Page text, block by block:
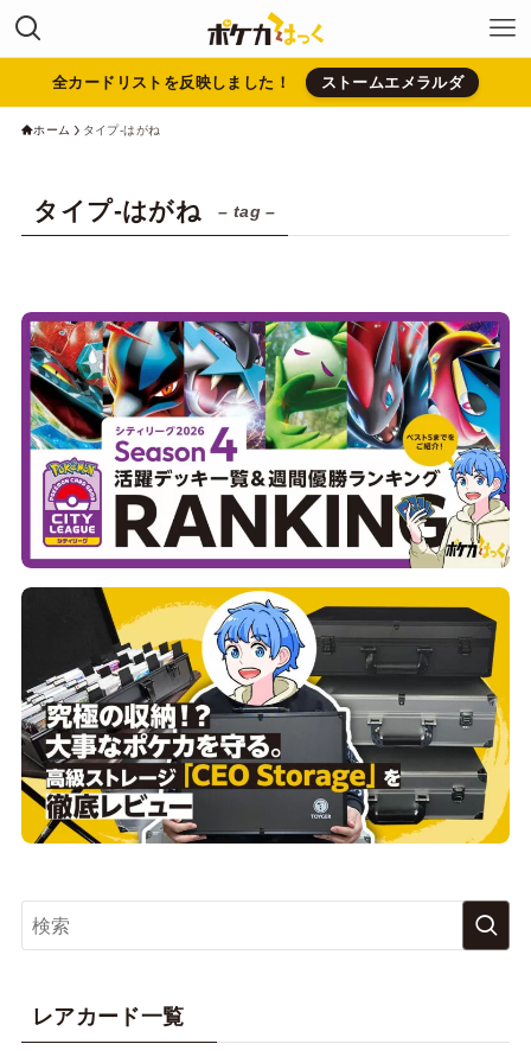
全カードリストを反映しました！ ストームエメラルダ
ホーム タイプ-はがね
タイプ-はがね – tag –
レアカード一覧